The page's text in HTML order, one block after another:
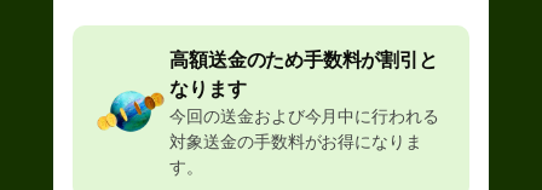
高額送金のため手数料が割引と
なります
今回の送金および今月中に行われる
対象送金の手数料がお得になりま
す。